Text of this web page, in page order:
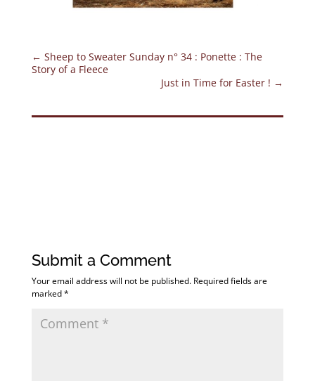
← Sheep to Sweater Sunday n° 34 : Ponette : The
Story of a Fleece
Just in Time for Easter ! →
Submit a Comment
Your email address will not be published. Required fields are
marked*